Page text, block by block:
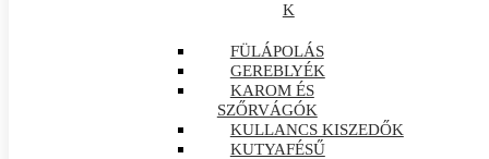
K
FÜLÁPOLÁS
GEREBLYÉK
KAROM ÉS
SZŐRVÁGÓK
KULLANCS KISZEDŐK
KUTYAFÉSŰ